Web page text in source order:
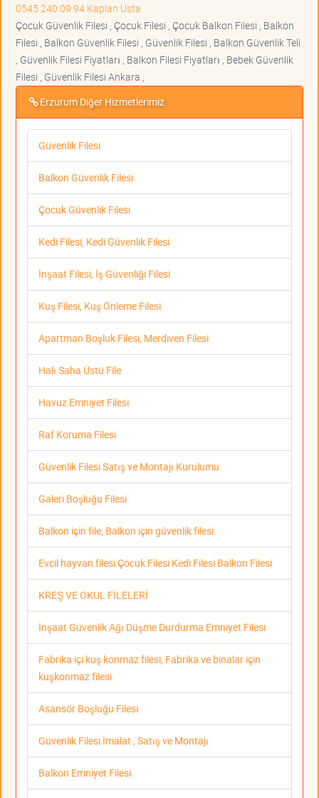
0545 240 09 94 Kaplan Usta
Çocuk Güvenlik Filesi , Çocuk Filesi , Çocuk Balkon Filesi , Balkon
Filesi , Balkon Güvenlik Filesi , Güvenlik Filesi , Balkon Güvenlik Teli
, Güvenlik Filesi Fiyatları , Balkon Filesi Fiyatları , Bebek Güvenlik
Filesi , Güvenlik Filesi Ankara ,
Erzurum Diğer Hizmetlerimiz
Güvenlik Filesi
Balkon Güvenlik Filesi
Çocuk Güvenlik Filesi
Kedi Filesi, Kedi Güvenlik Filesi
İnşaat Filesi, İş Güvenliği Filesi
Kuş Filesi, Kuş Önleme Filesi
Apartman Boşluk Filesi, Merdiven Filesi
Halı Saha Üstü File
Havuz Emniyet Filesi
Raf Koruma Filesi
Güvenlik Filesi Satış ve Montajı Kurulumu
Galeri Boşluğu Filesi
Balkon için file, Balkon için güvenlik filesi
Evcil hayvan filesi Çocuk Filesi Kedi Filesi Balkon Filesi
KREŞ VE OKUL FİLELERİ
İnşaat Güvenlik Ağı Düşme Durdurma Emniyet Filesi
Fabrika içi kuş konmaz filesi, Fabrika ve binalar için
kuşkonmaz filesi
Asansör Boşluğu Filesi
Güvenlik Filesi İmalat , Satış ve Montajı
Balkon Emniyet Filesi